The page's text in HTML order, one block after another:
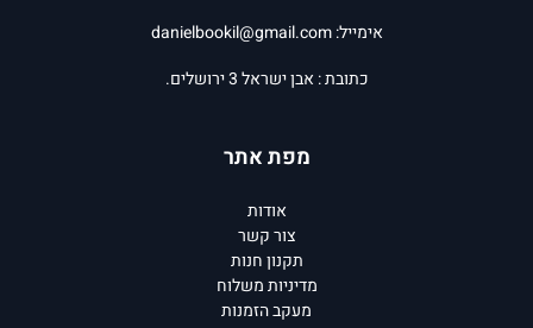
אימייל:danielbookil@gmail.com
כתובת : אבן ישראל 3 ירושלים.
מפת אתר
אודות
צור קשר
תקנון חנות
מדיניות משלוח
מעקב הזמנות